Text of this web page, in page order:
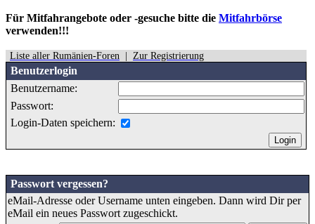
Für Mitfahrangebote oder -gesuche bitte die Mitfahrbörse
verwenden!!!
Liste aller Rumänien-Foren Zur Registrierung
Benutzerlogin
Benutzername:
Passwort:
Login-Daten speichern:
Passwort vergessen?
eMail-Adresse oder Username unten eingeben. Dann wird Dir per
eMail ein neues Passwort zugeschickt.